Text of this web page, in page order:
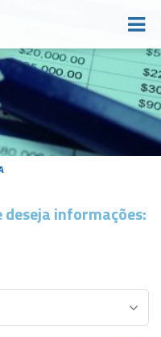
deseja informações: